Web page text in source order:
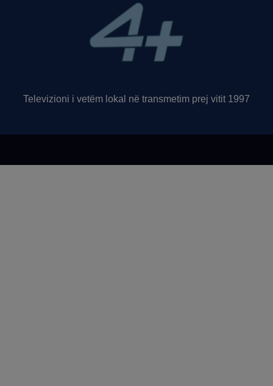
Televizioni i vetëm lokal në transmetim prej vitit 1997